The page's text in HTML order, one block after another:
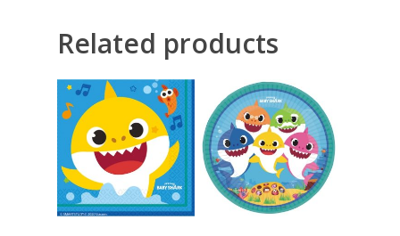
Related products
350,00RSD 450,00RSD